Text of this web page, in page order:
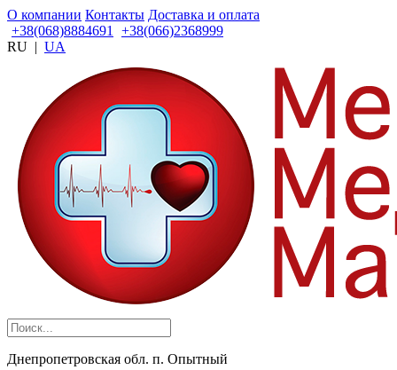
О компании Контакты Доставка и оплата
+38(068)8884691
+38(066)2368999
RU | UA
Днепропетровская обл. п. Опытный